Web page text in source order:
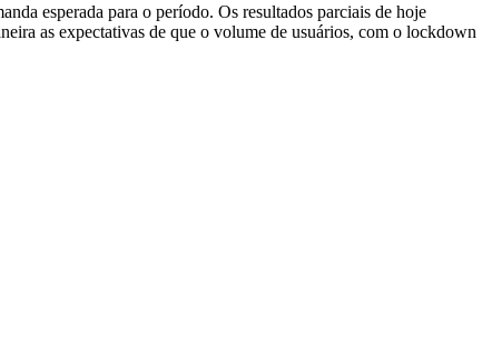
esperada para o período. Os resultados parciais de hoje
as expectativas de que o volume de usuários, com o lockdown